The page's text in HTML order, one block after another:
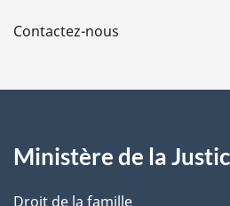
a
e
Contactez-nous
Ministère de la
Droit de la famille